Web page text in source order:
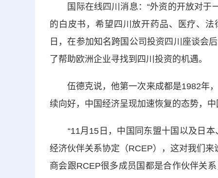
国际在线四川消息：“外资的开放对于
的白皮书，希望四川放开药品、医疗、
日，在参加知名跨国公司投资四川座谈会
了帮助欧洲企业寻找到四川投资的机遇。
伍德克说，他第一次来成都是1982年，
续向好，中国经济呈现加速恢复的态势，
“11月15日，中国同东盟十国以及日本
经济伙伴关系协定（RCEP），这对我们
商会跟RCEP很多成员国都是合作伙伴关